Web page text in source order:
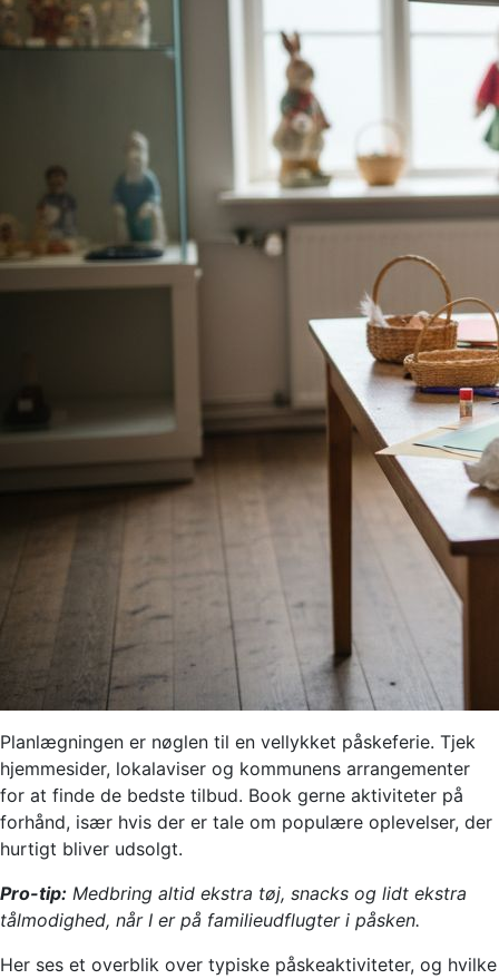
Planlægningen er nøglen til en vellykket påskeferie. Tjek
hjemmesider, lokalaviser og kommunens arrangementer
for at finde de bedste tilbud. Book gerne aktiviteter på
forhånd, især hvis der er tale om populære oplevelser, der
hurtigt bliver udsolgt.
Pro-tip: Medbring altid ekstra tøj, snacks og lidt ekstra
tålmodighed, når I er på familieudflugter i påsken.
Her ses et overblik over typiske påskeaktiviteter, og hvilke